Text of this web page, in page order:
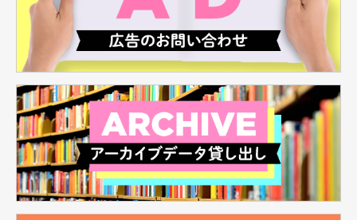
とり速やかな対応をするようにいたします。詳し
くは「保有個人情報の開示・訂正等について」を
ご覧ください。
当社が策定した個人情報の安全管理等に関する規
定や運用マニュアルについては、その実効性が継
続されるよう従業員等に周知を行い、適宜見直し
等の措置を講じて安全管理体制の維持に努めま
す。
当社では、社会情勢の変化、技術の進歩、個人情
報保護法等の関係法令の改正等に応じ、このプラ